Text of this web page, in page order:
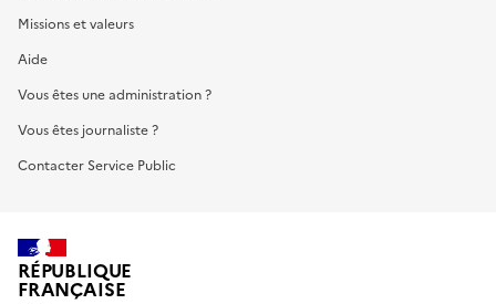
Missions et valeurs
Aide
Vous êtes une administration ?
Vous êtes journaliste ?
Contacter Service Public
RÉPUBLIQUE
FRANÇAISE